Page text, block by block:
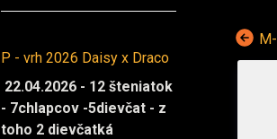
P - vrh 2026 Daisy x Draco
22.04.2026 - 12 šteniatok
- 7chlapcov -5dievčat - z
toho 2 dievčatká